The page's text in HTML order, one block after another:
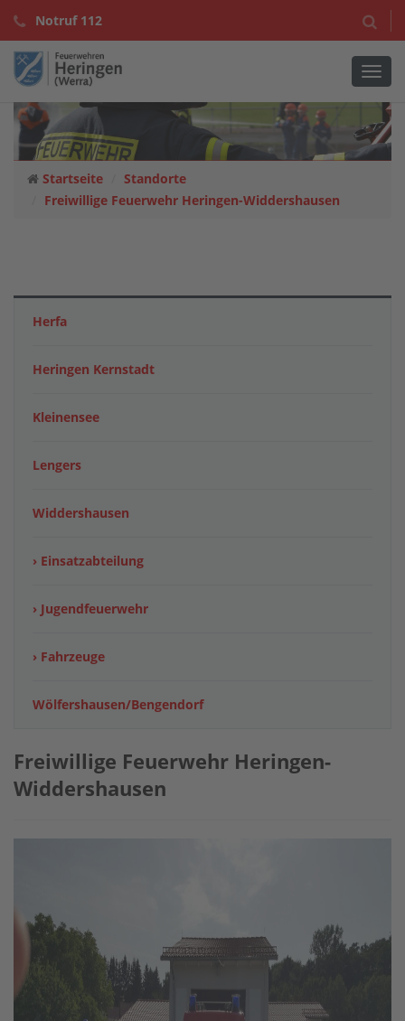
Notruf 112
Startseite
Standorte
Freiwillige Feuerwehr Heringen-Widdershausen
Herfa
Heringen Kernstadt
Kleinensee
Lengers
Widdershausen
› Einsatzabteilung
› Jugendfeuerwehr
› Fahrzeuge
Wölfershausen/Bengendorf
Freiwillige Feuerwehr Heringen-
Widdershausen